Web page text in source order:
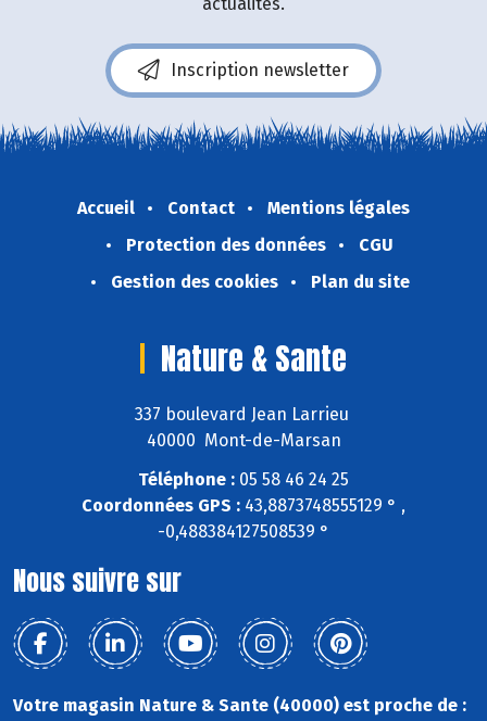
Inscription newsletter
Accueil Contact
Mentions légales
Protection des données
CGU
Gestion des cookies
Plan du site
Nature & Sante
337 boulevard Jean Larrieu
40000 Mont-de-Marsan
Téléphone : 05 58 46 24 25
Coordonnées GPS : 43,8873748555129 ° ,
-0,488384127508539 °
Nous suivre sur
Votre magasin Nature & Sante (40000) est proche de :